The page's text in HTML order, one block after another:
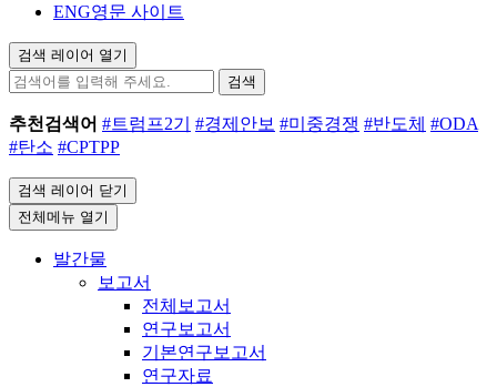
ENG영문 사이트
검색 레이어 열기
검색
추천검색어 #트럼프2기 #경제안보 #미중경쟁 #반도체 #ODA
#탄소 #CPTPP
검색 레이어 닫기
전체메뉴 열기
발간물
보고서
전체보고서
연구보고서
기본연구보고서
연구자료